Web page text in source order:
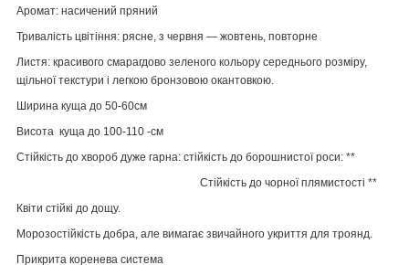
Аромат: насичений пряний
Тривалість цвітіння: рясне, з червня — жовтень, повторне
Листя: красивого смарагдово зеленого кольору середнього розміру,
щільної текстури і легкою бронзовою окантовкою.
Ширина куща до 50-60см
Висота куща до 100-110 -см
Стійкість до хвороб дуже гарна: стійкість до борошнистої роси: **
Стійкість до чорної плямистості **
Квіти стійкі до дощу.
Морозостійкість добра, але вимагає звичайного укриття для троянд.
Прикрита коренева система